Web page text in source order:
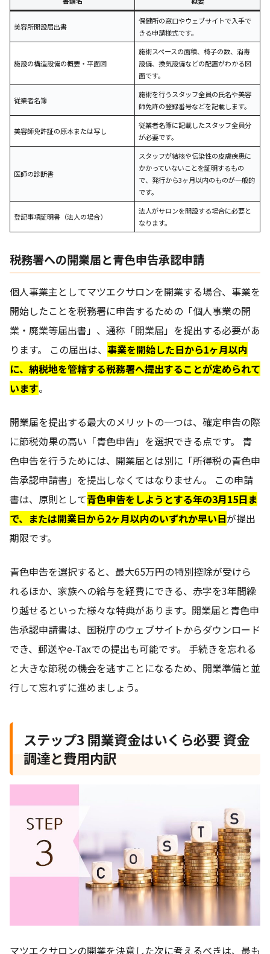
美容所開設届出書
保健所の窓口やウェブサイトで入手で
きる申請様式です。
施設の構造設備の概要・平面図
施術スペースの面積、椅子の数、消毒
設備、換気設備などの配置がわかる図
面です。
従業者名簿
施術を行うスタッフ全員の氏名や美容
師免許の登録番号などを記載します。
美容師免許証の原本または写し
従業者名簿に記載したスタッフ全員分
が必要です。
医師の診断書
スタッフが結核や伝染性の皮膚疾患に
かかっていないことを証明するもの
で、発行から3ヶ月以内のものが一般的
です。
登記事項証明書（法人の場合）
法人がサロンを開設する場合に必要と
なります。
税務署への開業届と青色申告承認申請
個人事業主としてマツエクサロンを開業する場合、事業を
開始したことを税務署に申告するための「個人事業の開
業・廃業等届出書」、通称「開業届」を提出する必要があ
ります。 この届出は、 事業を開始した日から1ヶ月以内
に、納税地を管轄する税務署へ提出することが定められて
います。
開業届を提出する最大のメリットの一つは、確定申告の際
に節税効果の高い「青色申告」を選択できる点です。 青
色申告を行うためには、開業届とは別に「所得税の青色申
告承認申請書」を提出しなくてはなりません。 この申請
書は、原則として青色申告をしようとする年の3月15日ま
で、または開業日から2ヶ月以内のいずれか早い日が提出
期限です。
青色申告を選択すると、最大65万円の特別控除が受けら
れるほか、家族への給与を経費にできる、赤字を3年間繰
り越せるといった様々な特典があります。開業届と青色申
告承認申請書は、国税庁のウェブサイトからダウンロード
でき、郵送やe-Taxでの提出も可能です。 手続きを忘れる
と大きな節税の機会を逃すことになるため、開業準備と並
行して忘れずに進めましょう。
ステップ3 開業資金はいくら必要 資金
調達と費用内訳
マツエクサロンの開業を決意した次に考えるべきは、最も